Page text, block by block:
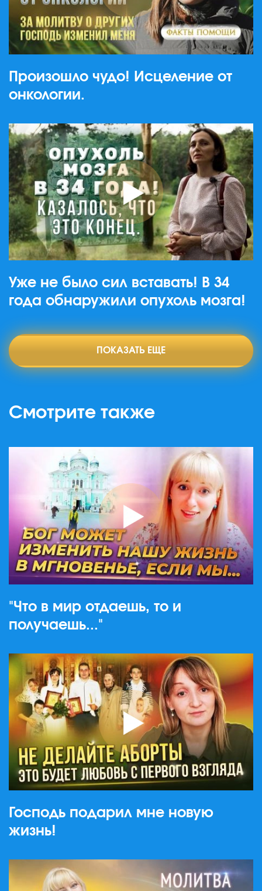
Произошло чудо! Исцеление от
онкологии.
Уже не было сил вставать! В 34
года обнаружили опухоль мозга!
ПОКАЗАТЬ ЕЩЕ
Смотрите также
"Что в мир отдаешь, то и
получаешь..."
Господь подарил мне новую
жизнь!